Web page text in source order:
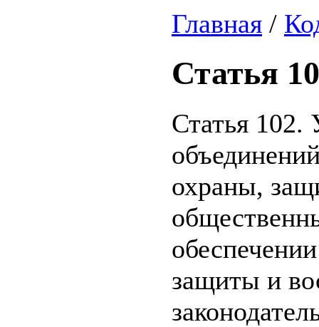
Главная /
Статья
Статья 102.
охраны,
защиты и